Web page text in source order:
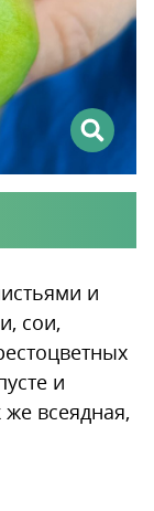
и
сои,
и
всеядная,